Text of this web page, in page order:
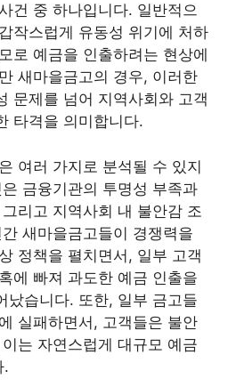
건 중 하나입니다. 일반적으
작스럽게 유동성 위기에 처하
로 예금을 인출하려는 현상에
새마을금고의 경우, 이러한
문제를 넘어 지역사회와 고객
타격을 의미합니다.
여러 가지로 분석될 수 있지
금융기관의 투명성 부족과
리고 지역사회 내 불안감 조
새마을금고들이 경쟁력을
정책을 펼치면서, 일부 고객
에 빠져 과도한 예금 인출을
났습니다. 또한, 일부 금고들
실패하면서, 고객들은 불안
는 자연스럽게 대규모 예금
.